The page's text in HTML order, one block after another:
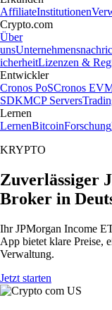
AffiliateInstitutionen
Crypto.com
Über
uns
icherheitLizenzen &
Entwickler
Cronos PoSCronos
SDKMCP Servers
Lernen
LernenBitcoinForschung
KRYPTO
Zuverlässiger
Broker in
Ihr JPMorgan Income
App bietet klare Preise,
Verwaltung.
Jetzt starten